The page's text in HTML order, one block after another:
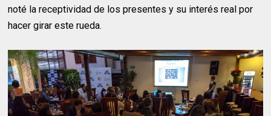
noté la receptividad de los presentes y su interés real por
hacer girar este rueda.